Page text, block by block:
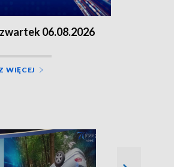
06.08.2026
WIĘCEJ